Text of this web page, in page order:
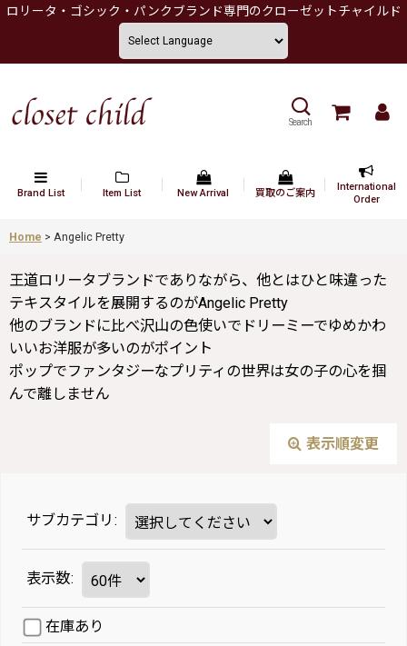
ロリータ・ゴシック・パンクブランド専門のクローゼットチャイルド
Search
Brand List Item List New Arrival 買取のご案内
International
Order
Home > Angelic Pretty
王道ロリータブランドでありながら、他とはひと味違った
テキスタイルを展開するのがAngelic Pretty
他のブランドに比べ沢山の色使いでドリーミーでゆめかわ
いいお洋服が多いのがポイント
ポップでファンタジーなプリティの世界は女の子の心を掴
んで離しません
表示順変更
サブカテゴリ :
表示数:
在庫あり